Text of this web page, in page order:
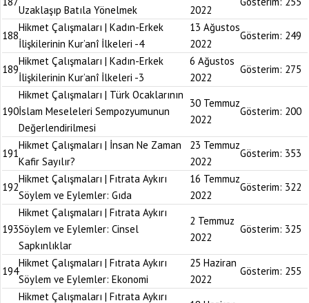
Uzaklaşıp Batıla Yönelmek 2022
188
Hikmet Çalışmaları | Kadın-Erkek
İlişkilerinin Kur’anî İlkeleri -4
13 Ağustos
2022
Gösterim: 249
189
Hikmet Çalışmaları | Kadın-Erkek
İlişkilerinin Kur’anî İlkeleri -3
6 Ağustos
2022
Gösterim: 275
190
Hikmet Çalışmaları | Türk Ocaklarının
İslam Meseleleri Sempozyumunun
Değerlendirilmesi
30 Temmuz
2022
Gösterim: 200
191
Hikmet Çalışmaları | İnsan Ne Zaman
Kafir Sayılır?
23 Temmuz
2022
Gösterim: 353
192
Hikmet Çalışmaları | Fıtrata Aykırı
Söylem ve Eylemler: Gıda
16 Temmuz
2022
Gösterim: 322
193
Hikmet Çalışmaları | Fıtrata Aykırı
Söylem ve Eylemler: Cinsel
Sapkınlıklar
2 Temmuz
2022
Gösterim: 325
194
Hikmet Çalışmaları | Fıtrata Aykırı
Söylem ve Eylemler: Ekonomi
25 Haziran
2022
Gösterim: 255
Hikmet Çalışmaları | Fıtrata Aykırı